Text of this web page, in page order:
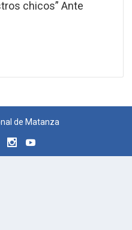
chicos” Ante
de Matanza